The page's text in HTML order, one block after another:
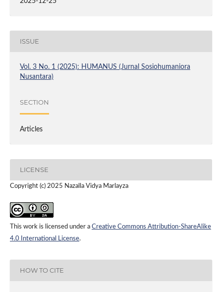
ISSUE
Vol. 3 No. 1 (2025): HUMANUS (Jurnal Sosiohumaniora
Nusantara)
SECTION
Articles
LICENSE
Copyright (c) 2025 Nazalla Vidya Marlayza
This work is licensed under a Creative Commons Attribution-ShareAlike
4.0 International License.
HOW TO CITE